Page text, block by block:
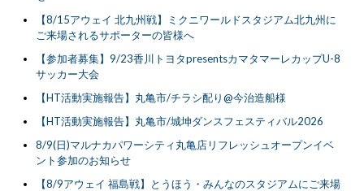
【8/15アウェイ 北九州戦】ミクニワールドスタジアム北九州に
ご来場されるサポーターの皆様へ
【参加者募集】9/23香川トヨタpresentsカマタマーレカップU-8
サッカー大会
【HT活動実施報告】丸亀市/チラシ配り@今治造船様
【HT活動実施報告】丸亀市/城坤ダンスフェスティバル2026
8/9(日)マルナカパワーシティ丸亀店リフレッシュオープンイベ
ント参加のお知らせ
【8/9アウェイ 福島戦】とうほう・みんなのスタジアムにご来場